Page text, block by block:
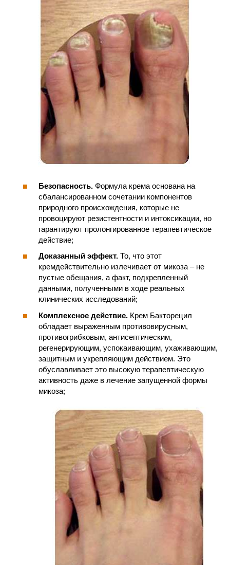
Безопасность. Формула крема основана на
сбалансированном сочетании компонентов
природного происхождения, которые не
провоцируют резистентности и интоксикации, но
гарантируют пролонгированное терапевтическое
действие;
Доказанный эффект. То, что этот
кремдействительно излечивает от микоза – не
пустые обещания, а факт, подкрепленный
данными, полученными в ходе реальных
клинических исследований;
Комплексное действие. Крем Бакторецил
обладает выраженным противовирусным,
противогрибковым, антисептическим,
регенерирующим, успокаивающим, ухаживающим,
защитным и укрепляющим действием. Это
обуславливает это высокую терапевтическую
активность даже в лечение запущенной формы
микоза;